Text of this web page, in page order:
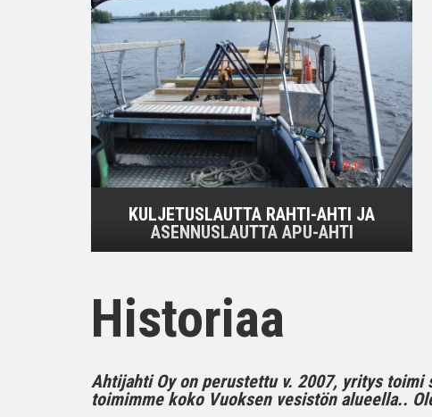
KULJETUSLAUTTA RAHTI-AHTI JA
ASENNUSLAUTTA APU-AHTI
Historiaa
Ahtijahti Oy on perustettu v. 2007, yritys
toimimme koko Vuoksen vesistön alueella..